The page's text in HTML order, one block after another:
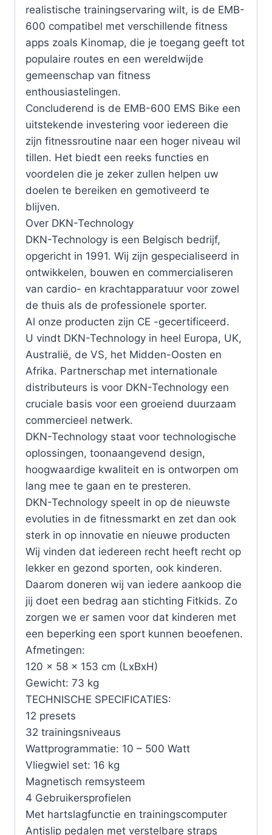
realistische trainingservaring wilt, is de EMB-
600 compatibel met verschillende fitness
apps zoals Kinomap, die je toegang geeft tot
populaire routes en een wereldwijde
gemeenschap van fitness
enthousiastelingen.
Concluderend is de EMB-600 EMS Bike een
uitstekende investering voor iedereen die
zijn fitnessroutine naar een hoger niveau wil
tillen. Het biedt een reeks functies en
voordelen die je zeker zullen helpen uw
doelen te bereiken en gemotiveerd te
blijven.
Over DKN-Technology
DKN-Technology is een Belgisch bedrijf,
opgericht in 1991. Wij zijn gespecialiseerd in
ontwikkelen, bouwen en commercialiseren
van cardio- en krachtapparatuur voor zowel
de thuis als de professionele sporter.
Al onze producten zijn CE -gecertificeerd.
U vindt DKN-Technology in heel Europa, UK,
Australië, de VS, het Midden-Oosten en
Afrika. Partnerschap met internationale
distributeurs is voor DKN-Technology een
cruciale basis voor een groeiend duurzaam
commercieel netwerk.
DKN-Technology staat voor technologische
oplossingen, toonaangevend design,
hoogwaardige kwaliteit en is ontworpen om
lang mee te gaan en te presteren.
DKN-Technology speelt in op de nieuwste
evoluties in de fitnessmarkt en zet dan ook
sterk in op innovatie en nieuwe producten
Wij vinden dat iedereen recht heeft recht op
lekker en gezond sporten, ook kinderen.
Daarom doneren wij van iedere aankoop die
jij doet een bedrag aan stichting Fitkids. Zo
zorgen we er samen voor dat kinderen met
een beperking een sport kunnen beoefenen.
Afmetingen:
120 x 58 x 153 cm (LxBxH)
Gewicht: 73 kg
TECHNISCHE SPECIFICATIES:
12 presets
32 trainingsniveaus
Wattprogrammatie: 10 – 500 Watt
Vliegwiel set: 16 kg
Magnetisch remsysteem
4 Gebruikersprofielen
Met hartslagfunctie en trainingscomputer
Antislip pedalen met verstelbare straps